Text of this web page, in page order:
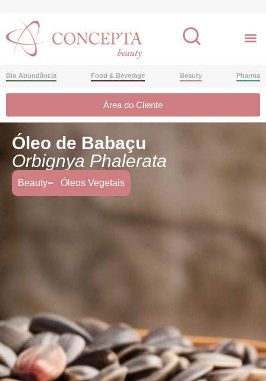
Bio Abundância Food & Beverage Beauty Pharma
Área do Cliente
Óleo de Babaçu
Orbignya Phalerata
Beauty Óleos Vegetais